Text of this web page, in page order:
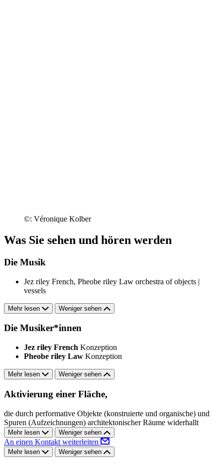
©: Véronique Kolber
Was Sie sehen und hören werden
Die Musik
Jez riley French, Pheobe riley Law orchestra of objects |
vessels
Mehr lesen Weniger sehen
Die Musiker*innen
Jez riley French Konzeption
Pheobe riley Law Konzeption
Mehr lesen Weniger sehen
Aktivierung einer Fläche,
die durch performative Objekte (konstruierte und organische) und
Spuren (Aufzeichnungen) architektonischer Räume widerhallt
Mehr lesen Weniger sehen
An einen Kontakt weiterleiten
Mehr lesen Weniger sehen